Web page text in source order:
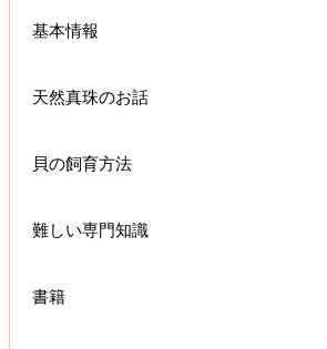
基本情報
天然真珠のお話
貝の飼育方法
難しい専門知識
書籍